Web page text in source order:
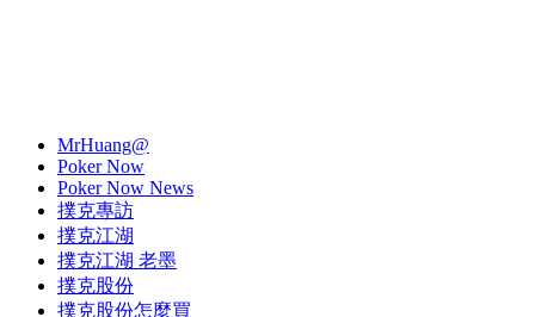
MrHuang@
Poker Now
Poker Now News
撲克專訪
撲克江湖
撲克江湖 老墨
撲克股份
撲克股份怎麼買